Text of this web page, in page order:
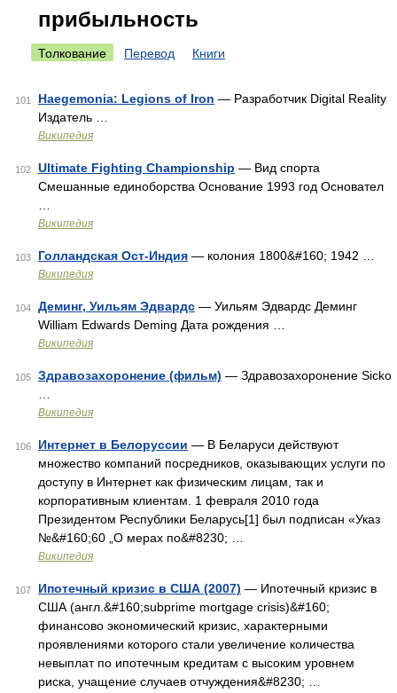
прибыльность
Толкование Перевод Книги
101 Haegemonia: Legions of Iron — Разработчик Digital Reality
Издатель …
Википедия
102 Ultimate Fighting Championship — Вид спорта
Смешанные единоборства Основание 1993 год Основател
Википедия
103 Голландская Ост-Индия — колония 1800&#160; 1942 …
Википедия
104 Деминг, Уильям Эдвардс — Уильям Эдвардс Деминг
William Edwards Deming Дата рождения …
Википедия
105 Здравозахоронение (фильм) — Здравозахоронение Sicko
Википедия
106 Интернет в Белоруссии — В Беларуси действуют
множество компаний посредников, оказывающих услуги по
доступу в Интернет как физическим лицам, так и
корпоративным клиентам. 1 февраля 2010 года
Президентом Республики Беларусь[1] был подписан «Указ
№&#160;60 „О мерах по&#8230; …
Википедия
107 Ипотечный кризис в США (2007) — Ипотечный кризис в
США (англ.&#160;subprime mortgage crisis)&#160;
финансово экономический кризис, характерными
проявлениями которого стали увеличение количества
невыплат по ипотечным кредитам с высоким уровнем
риска, учащение случаев отчуждения&#8230; …